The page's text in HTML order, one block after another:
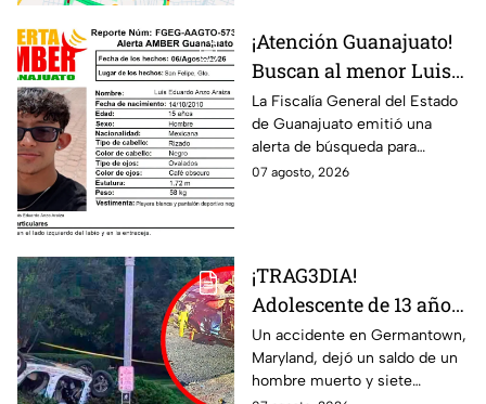
¡Atención Guanajuato!
Buscan al menor Luis
Eduardo Anzo Araiza
desaparecido en San
Felipe
La Fiscalía General del Estado
de Guanajuato emitió una
alerta de búsqueda para
localizar al menor Luis Eduardo
07 agosto, 2026
¡TRAG3DIA!
Adolescente de 13 años
desata FATAL CHOQUE
con auto rob4do:
reportan un mu3rto y
Un accidente en Germantown,
Maryland, dejó un saldo de un
hombre muerto y siete